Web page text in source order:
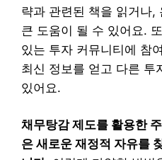
략과 관련된 책을 읽거나,
큰 도움이 될 수 있어요.
있는 투자 커뮤니티에 참
최신 정보를 얻고 다른 투
있어요.
채무탕감 제도를 활용한
은 새로운 재정적 자유를